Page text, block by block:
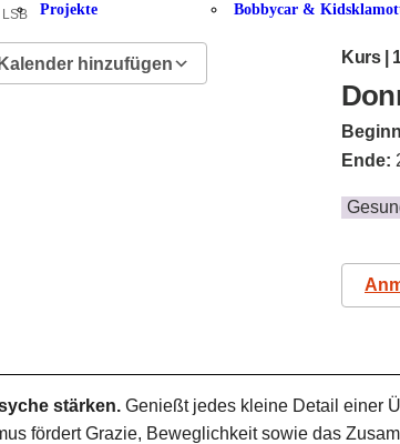
Projekte
Bobbycar &
LSB NRW Andrea Bowinkelmann
hinzufügen Kurs |
Ende:
stärken. Genießt jedes kleine Detail einer
fördert Grazie, Beweglichkeit sowie das